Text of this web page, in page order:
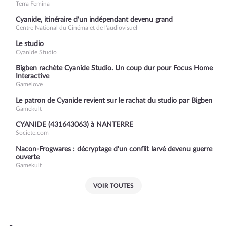
Terra Femina
Cyanide, itinéraire d'un indépendant devenu grand
Centre National du Cinéma et de l'audiovisuel
Le studio
Cyanide Studio
Bigben rachète Cyanide Studio. Un coup dur pour Focus Home
Interactive
Gamelove
Le patron de Cyanide revient sur le rachat du studio par Bigben
Gamekult
CYANIDE (431643063) à NANTERRE
Societe.com
Nacon-Frogwares : décryptage d'un conflit larvé devenu guerre
ouverte
Gamekult
VOIR TOUTES